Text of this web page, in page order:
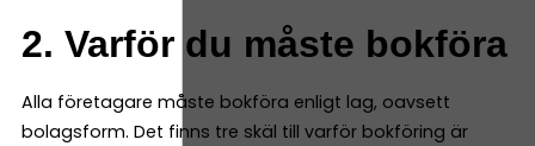
2. Varför du måste bokföra
Alla företagare måste bokföra enligt lag, oavsett
bolagsform. Det finns tre skäl till varför bokföring är